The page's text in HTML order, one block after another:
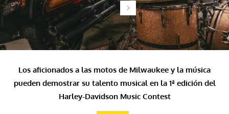
Los aficionados a las motos de Milwaukee y la música
pueden demostrar su talento musical en la 1ª edición del
Harley-Davidson Music Contest